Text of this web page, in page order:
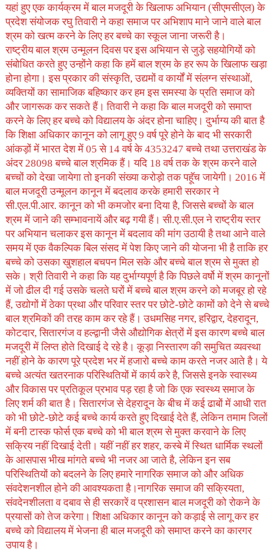
यहां हुए एक कार्यक्रम में बाल मजदूरी के खिलाफ अभियान (सीएमसीएल) के
प्रदेश संयोजक रघु तिवारी ने कहा समाज पर अभिशाप माने जाने वाले बाल
श्रम को खत्म करने के लिए हर बच्चे का स्कूल जाना जरूरी है।
राष्ट्रीय बाल श्रम उन्मूलन दिवस पर इस अभियान से जुड़े सहयोगियों को
संबोधित करते हुए उन्होंने कहा कि हमें बाल श्रम के हर रूप के खिलाफ खड़ा
होना होगा। इस प्रकार की संस्कृति, उद्यमों व कार्यों में संलग्न संस्थाओं,
व्यक्तियों का सामाजिक बहिष्कार कर हम इस समस्या के प्रति समाज को
और जागरूक कर सकते हैं। तिवारी ने कहा कि बाल मजदूरी को समाप्त
करने के लिए हर बच्चे को विद्यालय के अंदर होना चाहिए। दुर्भाग्य की बात है
कि शिक्षा अधिकार कानून को लागू हुए 9 वर्ष पूरे होने के बाद भी सरकारी
आंकड़ों में भारत देश में 05 से 14 वर्ष के 4353247 बच्चे तथा उत्तराखंड के
अंदर 28098 बच्चे बाल श्रमिक हैं। यदि 18 वर्ष तक के श्रम करने वाले
बच्चों को देखा जायेगा तो इनकी संख्या करोड़ो तक पहॅूच जायेगी। 2016 में
बाल मजदूरी उन्मूलन कानून में बदलाव करके हमारी सरकार ने
सी.एल.पी.आर. कानून को भी कमजोर बना दिया है, जिससे बच्चों के बाल
श्रम में जाने की सम्भावनायें और बढ़ गयी हैं। सी.ए.सी.एल ने राष्ट्रीय स्तर
पर अभियान चलाकर इस कानून में बदलाव की मांग उठायी है तथा आने वाले
समय में एक वैकल्पिक बिल संसद में पेश किए जाने की योजना भी है ताकि हर
बच्चे को उसका खुशहाल बचपन मिल सके और बच्चे बाल श्रम से मुक्त हो
सके। श्री तिवारी ने कहा कि यह दुर्भाग्यपूर्ण है कि पिछले वर्षो में श्रम कानूनों
में जो ढील दी गई उसके चलते घरों में बच्चे बाल श्रम करने को मजबूर हो रहे
हैं, उद्योगों में ठेका प्रथा और परिवार स्तर पर छोटे-छोटे कामों को देने से बच्चे
बाल श्रमिकों की तरह काम कर रहे हैं। उधमसिह नगर, हरिद्वार, देहरादून,
कोटदार, सितारगंज व हल्द्वानी जैसे औद्योगिक क्षेत्रों में इस कारण बच्चे बाल
मजदूरी में लिप्त होते दिखाई दे रहे है। कूड़ा निस्तारण की समुचित व्यवस्था
नहीं होने के कारण पूरे प्रदेश भर में हजारो बच्चे काम करते नजर आते है। ये
बच्चे अत्यंत खतरनाक परिस्थितियों में कार्य करे है, जिससे इनके स्वास्थ्य
और विकास पर प्रतिकूल प्रभाव पड़ रहा है जो कि एक स्वस्थ्य समाज के
लिए शर्म की बात है। सितारगंज से देहरादून के बीच में कई ढाबों में आधी रात
को भी छोटे-छोटे कई बच्चे कार्य करते हुए दिखाई देते हैं, लेकिन तमाम जिलों
में बनी टास्क फोर्स एक बच्चे को भी बाल श्रम से मुक्त करवाने के लिए
सक्रिय नहीं दिखाई देती। यहीं नहीं हर शहर, कस्बे में स्थित धार्मिक स्थलों
के आसपास भीख मांगते बच्चे भी नजर आ जाते है, लेकिन इन सब
परिस्थितियों को बदलने के लिए हमारे नागरिक समाज को और अधिक
संवदेशनशील होने की आवश्यकता है।नागरिक समाज की सक्रियता,
संवदेनशीलता व दबाव से ही सरकारें व प्रशासन बाल मजदूरी को रोकने के
प्रयासों को तेज करेगा। शिक्षा अधिकार कानून को कड़ाई से लागू कर हर
बच्चे को विद्यालय में भेजना ही बाल मजदूरी को समाप्त करने का कारगर
उपाय है।